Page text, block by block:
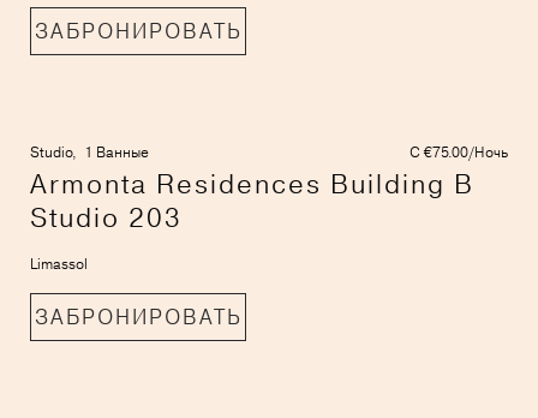
ЗАБРОНИРОВАТЬ
Studio, 1 Ванные С €75.00/Ночь
Armonta Residences Building B
Studio 203
Limassol
ЗАБРОНИРОВАТЬ